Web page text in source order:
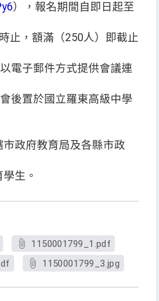
），報名期間自即日起至
止，額滿（250人）即截止
電子郵件方式提供會議連
後置於國立羅東高級中學
政府教育局及各縣市政
生。
1150001799_1.pdf
1150001799_3.jpg